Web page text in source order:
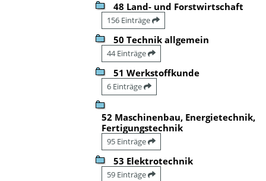
48 Land- und Forstwirtschaft
156 Einträge
50 Technik allgemein
44 Einträge
51 Werkstoffkunde
6 Einträge
52 Maschinenbau, Energietechnik,
Fertigungstechnik
95 Einträge
53 Elektrotechnik
59 Einträge